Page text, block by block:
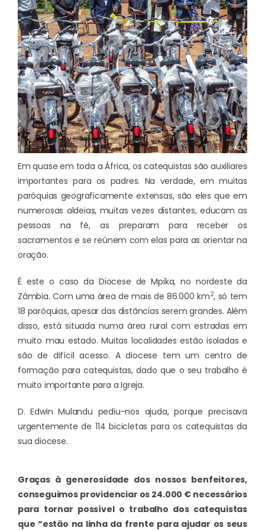
Em quase em toda a África, os catequistas são auxiliares
importantes para os padres. Na verdade, em muitas
paróquias geograficamente extensas, são eles que em
numerosas aldeias, muitas vezes distantes, educam as
pessoas na fé, as preparam para receber os
sacramentos e se reúnem com elas para as orientar na
oração.
É este o caso da Diocese de Mpika, no nordeste da
Zâmbia. Com uma área de mais de 86.000 km2, só tem
18 paróquias, apesar das distâncias serem grandes. Além
disso, está situada numa área rural com estradas em
muito mau estado. Muitas localidades estão isoladas e
são de difícil acesso. A diocese tem um centro de
formação para catequistas, dado que o seu trabalho é
muito importante para a Igreja.
D. Edwin Mulandu pediu-nos ajuda, porque precisava
urgentemente de 114 bicicletas para os catequistas da
sua diocese.
Graças à generosidade dos nossos benfeitores,
conseguimos providenciar os 24.000 € necessários
para tornar possível o trabalho dos catequistas
que “estão na linha da frente para ajudar os seus